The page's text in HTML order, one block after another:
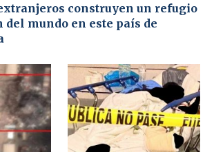
construyen un refugio
del mundo en este país de